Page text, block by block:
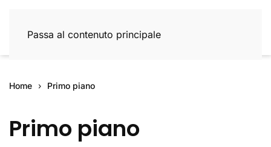
Passa al contenuto principale
Home Primo piano
Primo piano